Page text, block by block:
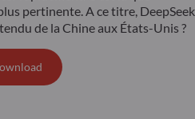
pertinente. A ce titre, DeepSeek
de la Chine aux États-Unis ?